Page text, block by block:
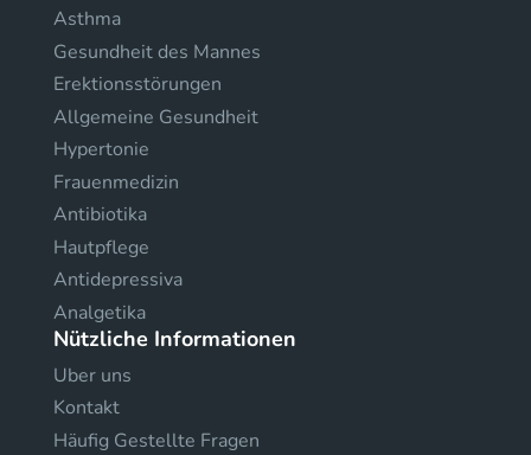
Asthma
Gesundheit des Mannes
Erektionsstörungen
Allgemeine Gesundheit
Hypertonie
Frauenmedizin
Antibiotika
Hautpflege
Antidepressiva
Analgetika
Nützliche Informationen
Uber uns
Kontakt
Häufig Gestellte Fragen